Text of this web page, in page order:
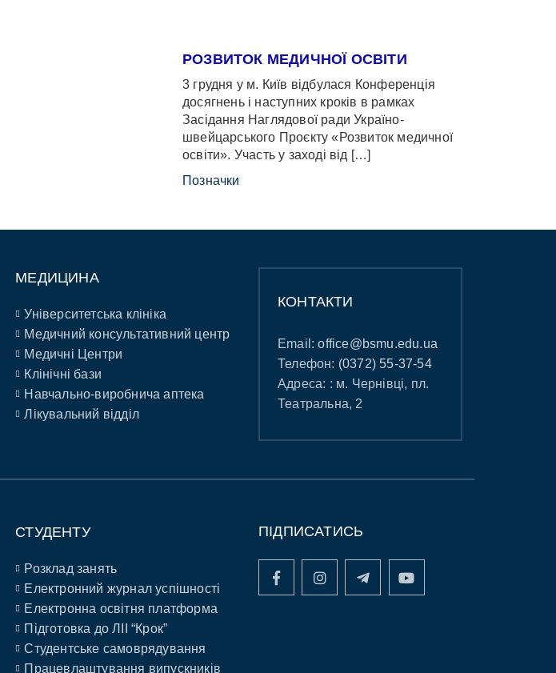
РОЗВИТОК МЕДИЧНОЇ ОСВІТИ
3 грудня у м. Київ відбулася Конференція
досягнень і наступних кроків в рамках
Засідання Наглядової ради Україно-
швейцарського Проєкту «Розвиток медичної
освіти». Участь у заході від […]
Позначки
МЕДИЦИНА
Університетська клініка
Медичний консультативний центр
Медичні Центри
Клінічні бази
Навчально-виробнича аптека
Лікувальний відділ
КОНТАКТИ
Email:office@bsmu.edu.ua
Телефон: (0372) 55-37-54
Адреса: : м. Чернівці, пл.
Театральна, 2
СТУДЕНТУ
Розклад занять
Електронний журнал успішності
Електронна освітня платформа
Підготовка до ЛІІ “Крок”
Студентське самоврядування
Працевлаштування випускників
ПІДПИСАТИСЬ